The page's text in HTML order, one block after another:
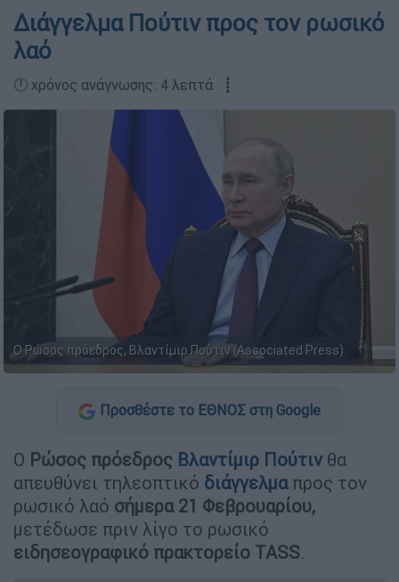
Διάγγελμα Πούτιν προς τον ρωσικό
λαό
🕛 χρόνος ανάγνωσης: 4 λεπτά ┋
Ο Ρώσος πρόεδρος, Βλαντίμιρ Πούτιν (Associated Press)
Προσθέστε το ΕΘΝΟΣ στη Google
Ο Ρώσος πρόεδρος Βλαντίμιρ Πούτινθα
απευθύνει τηλεοπτικό διάγγελμαπρος τον
ρωσικό λαό σήμερα 21 Φεβρουαρίου,
μετέδωσε πριν λίγο το ρωσικό
ειδησεογραφικό πρακτορείο TASS.